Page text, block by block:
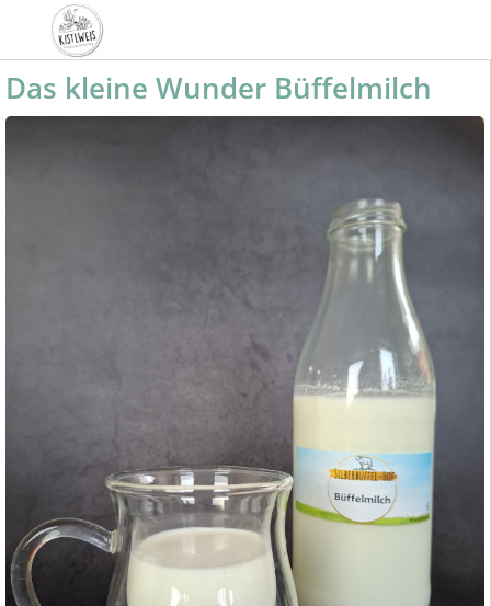
Das kleine Wunder Büffelmilch